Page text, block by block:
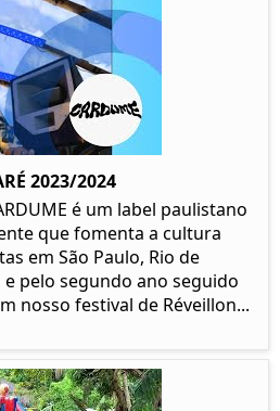
2023/2024
é um label paulistano
que fomenta a cultura
em São Paulo, Rio de
e pelo segundo ano seguido
nosso festival de Réveillon...